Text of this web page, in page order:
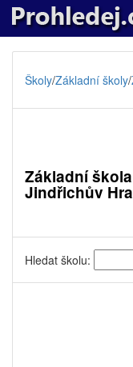
Školy/Základní školy/
Základní
Jindřichův
Hledat školu: